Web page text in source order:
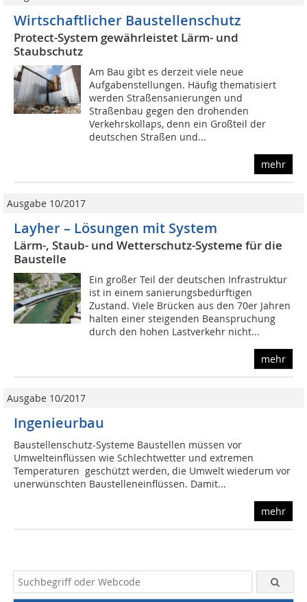
Wirtschaftlicher Baustellenschutz
Protect-System gewährleistet Lärm- und
Staubschutz
Am Bau gibt es derzeit viele neue
Aufgabenstellungen. Häufig thematisiert
werden Straßensanierungen und
Straßenbau gegen den drohenden
Verkehrskollaps, denn ein Großteil der
deutschen Straßen und...
mehr
Ausgabe 10/2017
Layher – Lösungen mit System
Lärm-, Staub- und Wetterschutz-Systeme für die
Baustelle
Ein großer Teil der deutschen Infrastruktur
ist in einem sanierungsbedürftigen
Zustand. Viele Brücken aus den 70er Jahren
halten einer steigenden Beanspruchung
durch den hohen Lastverkehr nicht...
mehr
Ausgabe 10/2017
Ingenieurbau
Baustellenschutz-Systeme Baustellen müssen vor
Umwelteinflüssen wie Schlechtwetter und extremen
Temperaturen geschützt werden, die Umwelt wiederum vor
unerwünschten Baustelleneinflüssen. Damit...
mehr